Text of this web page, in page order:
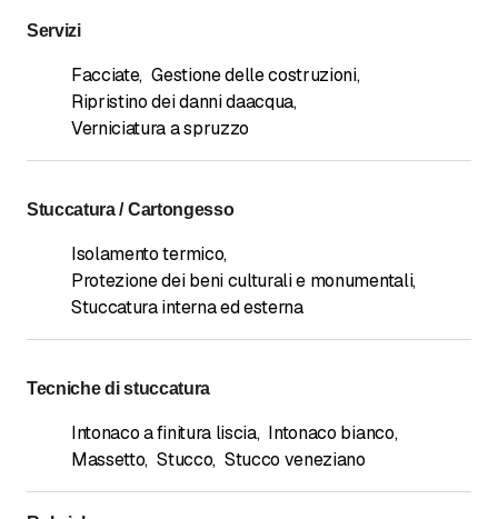
Servizi
Facciate, Gestione delle costruzioni,
Ripristino dei danni daacqua,
Verniciatura a spruzzo
Stuccatura / Cartongesso
Isolamento termico,
Protezione dei beni culturali e monumentali,
Stuccatura interna ed esterna
Tecniche di stuccatura
Intonaco a finitura liscia, Intonaco bianco,
Massetto, Stucco, Stucco veneziano